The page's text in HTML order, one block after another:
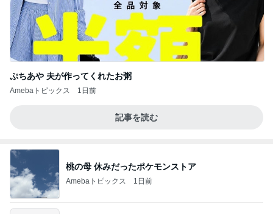
ぷちあや 夫が作ってくれたお粥
Amebaトピックス 1日前
記事を読む
桃の母 休みだったポケモンストア
Amebaトピックス 1日前